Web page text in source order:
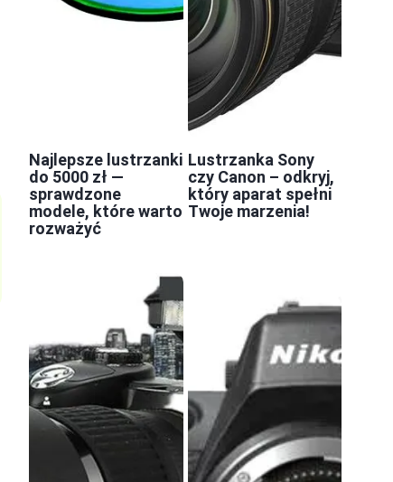
Najlepsze lustrzanki
do 5000 zł —
sprawdzone
modele, które warto
rozważyć
Lustrzanka Sony
czy Canon – odkryj,
który aparat spełni
Twoje marzenia!